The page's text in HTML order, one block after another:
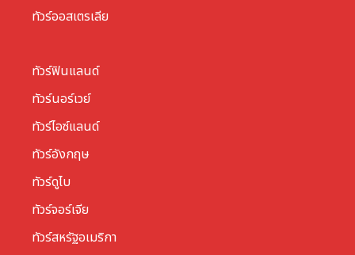
ทัวร์ออสเตรเลีย
ทัวร์ฟินแลนด์
ทัวร์นอร์เวย์
ทัวร์ไอซ์แลนด์
ทัวร์อังกฤษ
ทัวร์ดูไบ
ทัวร์จอร์เจีย
ทัวร์สหรัฐอเมริกา